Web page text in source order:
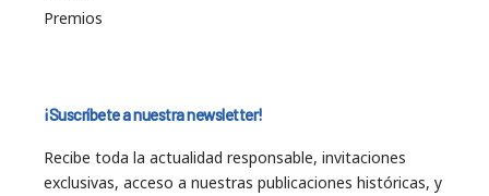
Premios
¡Suscríbete a nuestra newsletter!
Recibe toda la actualidad responsable, invitaciones
exclusivas, acceso a nuestras publicaciones históricas, y